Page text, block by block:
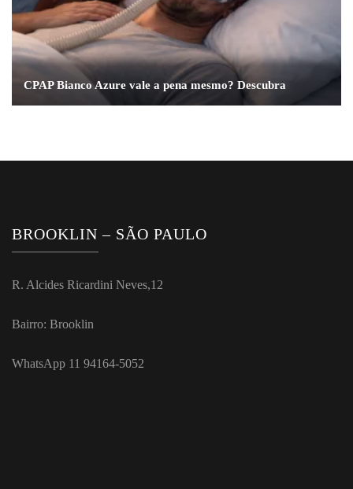
CPAP Bianco Azure vale a pena mesmo? Descubra
BROOKLIN – SÃO PAULO
R. Alcides Ricardini Neves,12
Bairro: Brooklin
WhatsApp 11 94164-5052